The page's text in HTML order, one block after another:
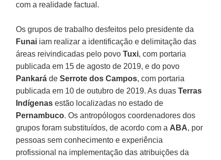
com a realidade factual.
Os grupos de trabalho desfeitos pelo presidente da
Funai iam realizar a identificação e delimitação das
áreas reivindicadas pelo povoTuxi, com portaria
publicada em 15 de agosto de 2019, e do povo
Pankará deSerrote dos Campos, com portaria
publicada em 10 de outubro de 2019. As duasTerras
Indígenas estão localizadas no estado de
Pernambuco. Os antropólogos coordenadores dos
grupos foram substituídos, de acordo com a ABA, por
pessoas sem conhecimento e experiência
profissional na implementação das atribuições da